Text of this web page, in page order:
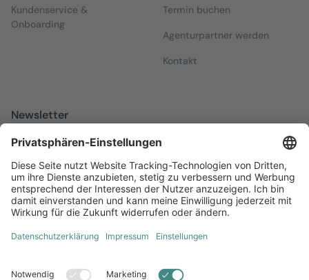
Kundenservice &
Onboarding
Termin buchen
Agenturpartner werden
Kontakt
Newsletter
Melden Sie sich zu unserem kostenfreien Newsletter an, der Sie
über alles Wissenswerte rund um Local Marketing auf dem
Laufenden hält.